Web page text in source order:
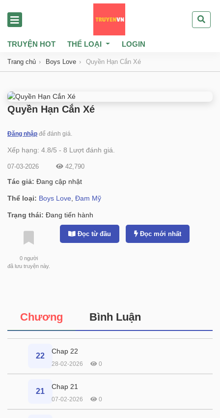
TRUYỆN HOT THỂ LOẠI LOGIN
Trang chủ Boys Love Quyền Hạn Cắn Xé
Quyền Hạn Cắn Xé
Đăng nhập để đánh giá.
Xếp hạng: 4.8/5 - 8 Lượt đánh giá.
07-03-2026 42,790
Tác giả: Đang cập nhật
Thể loại: Boys Love Đam Mỹ
Trạng thái: Đang tiến hành
0 người
đã lưu truyện này.
Đọc từ đầu Đọc mới nhất
Chương Bình Luận
22
Chap 22
28-02-2026 0
21
Chap 21
07-02-2026 0